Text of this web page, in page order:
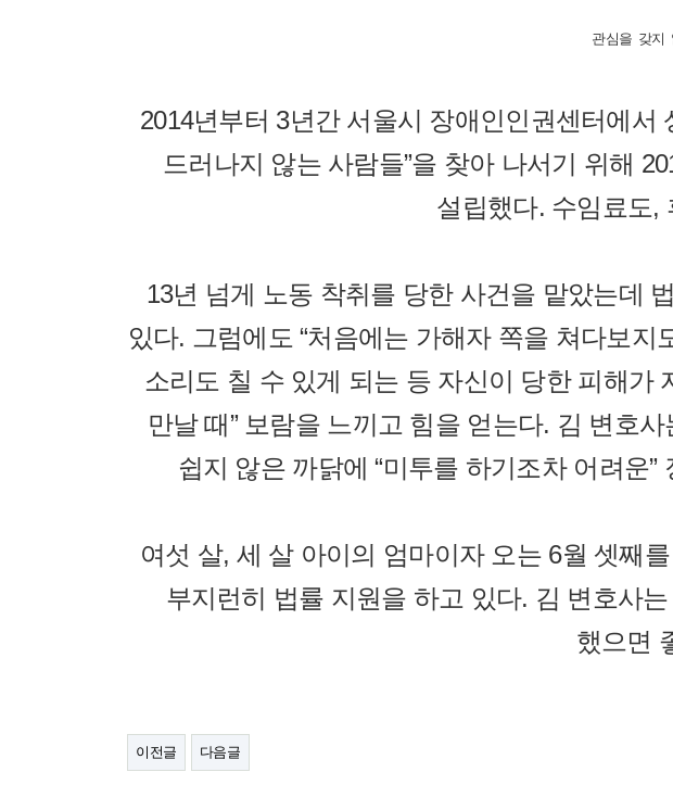
관심을 갖지
2014년부터 3년간 서울시 장애인인권센터에서
드러나지 않는 사람들”을 찾아 나서기 위해
설립했다. 수임료도,
13년 넘게 노동 착취를 당한 사건을 맡았는데
있다. 그럼에도 “처음에는 가해자 쪽을 쳐다보
소리도 칠 수 있게 되는 등 자신이 당한 피해가
만날 때” 보람을 느끼고 힘을 얻는다. 김 변호
쉽지 않은 까닭에 “미투를 하기조차 어려운
여섯 살, 세 살 아이의 엄마이자 오는 6월 셋째
부지런히 법률 지원을 하고 있다. 김 변호사
했으면
이전글 다음글